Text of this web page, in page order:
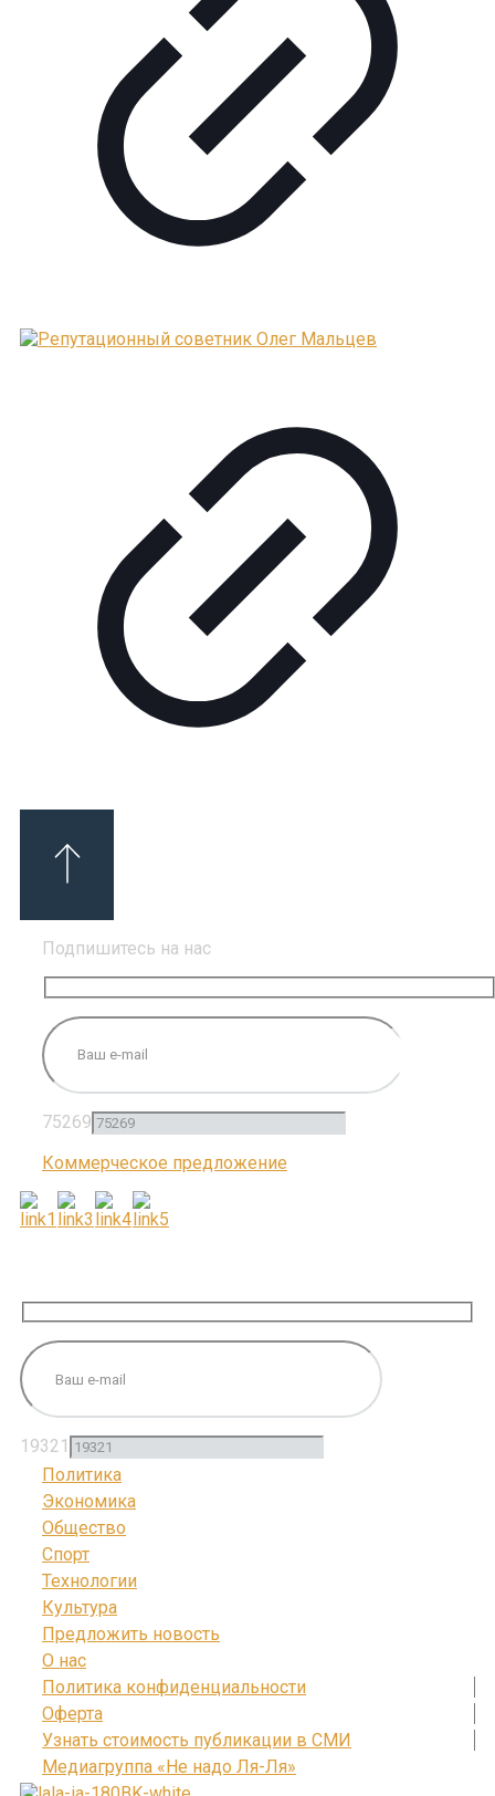
Подпишитесь на нас
75269
Коммерческое предложение
19321
Политика
Экономика
Общество
Спорт
Технологии
Культура
Предложить новость
О нас
Политика конфиденциальности
Оферта
Узнать стоимость публикации в СМИ
Медиагруппа «Не надо Ля-Ля»